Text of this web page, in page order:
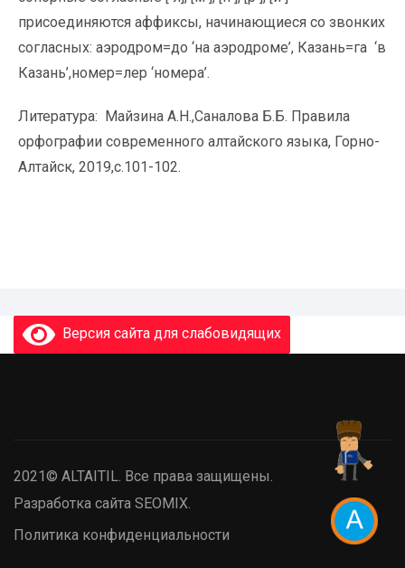
присоединяются аффиксы, начинающиеся со звонких
согласных: аэродром=до ‘на аэродроме’, Казань=га ‘в
Казань’,номер=лер ‘номера’.
Литература: Майзина А.Н.,Саналова Б.Б. Правила
орфографии современного алтайского языка, Горно-
Алтайск, 2019,с.101-102.
Версия сайта для слабовидящих
2021© ALTAITIL. Все права защищены.
Разработка сайта SEOMIX.
Политика конфиденциальности